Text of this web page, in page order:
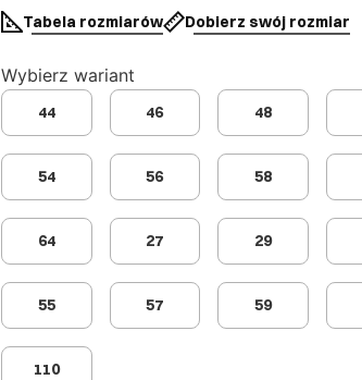
Tabela rozmiarów Dobierz swój rozmiar
Wybierz wariant
44 46 48
54 56 58
64 27 29
55 57 59
110